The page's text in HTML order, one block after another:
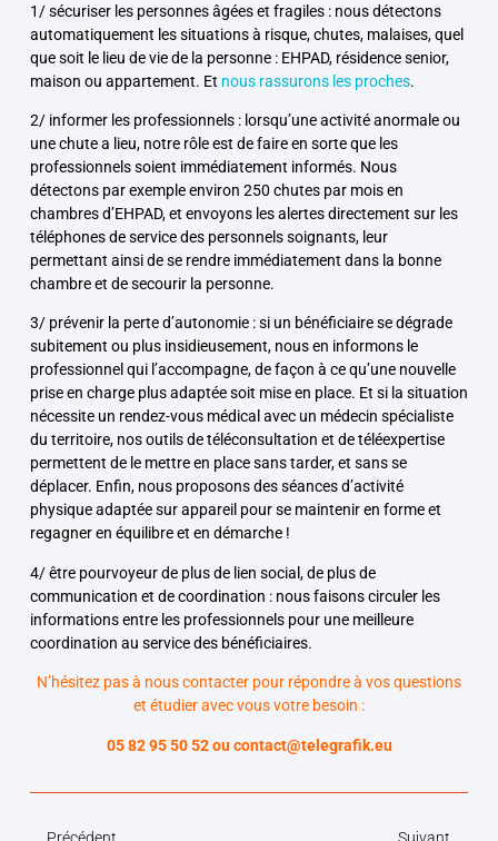
1/ sécuriser les personnes âgées et fragiles: nous détectons
automatiquement les situations à risque, chutes, malaises, quel
que soit le lieu de vie de la personne : EHPAD, résidence senior,
maison ou appartement. Et nous rassurons les proches.
2/ informer les professionnels : lorsqu’une activité anormale ou
une chute a lieu, notre rôle est de faire en sorte que les
professionnels soient immédiatement informés. Nous
détectons par exemple environ 250 chutes par mois en
chambres d’EHPAD, et envoyons les alertes directement sur les
téléphones de service des personnels soignants, leur
permettant ainsi de se rendre immédiatement dans la bonne
chambre et de secourir la personne.
3/ prévenir la perte d’autonomie: si un bénéficiaire se dégrade
subitement ou plus insidieusement, nous en informons le
professionnel qui l’accompagne, de façon à ce qu’une nouvelle
prise en charge plus adaptée soit mise en place. Et si la situation
nécessite un rendez-vous médical avec un médecin spécialiste
du territoire, nos outils de téléconsultation et de téléexpertise
permettent de le mettre en place sans tarder, et sans se
déplacer. Enfin, nous proposons des séances d’activité
physique adaptée sur appareil pour se maintenir en forme et
regagner en équilibre et en démarche !
4/ être pourvoyeur de plus de lien social, de plus de
communication et de coordination : nous faisons circuler les
informations entre les professionnels pour une meilleure
coordination au service des bénéficiaires.
N’hésitez pas à nous contacter pour répondre à vos questions
et étudier avec vous votre besoin :
05 82 95 50 52 ou contact@telegrafik.eu